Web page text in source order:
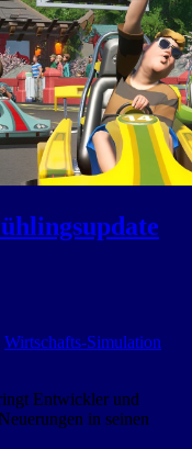
Wirtschafts-Simulation
Entwickler und
in seinen